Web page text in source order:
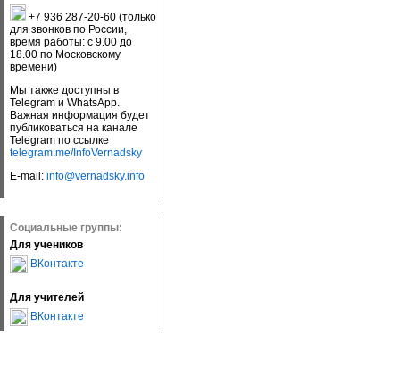
+7 936 287-20-60 (только
для звонков по России,
время работы: с 9.00 до
18.00 по Московскому
времени)
Мы также доступны в
Telegram и WhatsApp.
Важная информация будет
публиковаться на канале
Telegram по ссылке
telegram.me/InfoVernadsky
E-mail: info@vernadsky.info
Социальные группы:
Для учеников
ВКонтакте
Для учителей
ВКонтакте